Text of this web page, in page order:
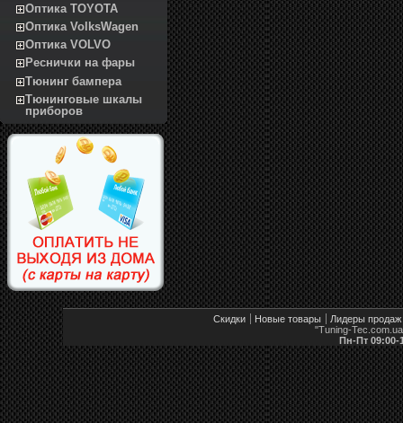
Оптика TOYOTA
Оптика VolksWagen
Оптика VOLVO
Реснички на фары
Тюнинг бампера
Тюнинговые шкалы
приборов
Скидки Новые товары
Лидеры продаж
"Tuning-
Пн-Пт 09:00-